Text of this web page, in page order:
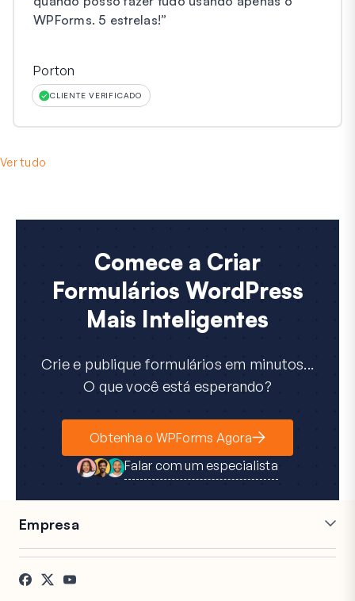
WPForms. 5 estrelas!”
Porton
CLIENTE VERIFICADO
Ver tudo
Comece a Criar
Formulários WordPress
Mais Inteligentes
Crie e publique formulários em minutos...
O que você está esperando?
Obtenha o WPForms Agora
Falar com um especialista
Empresa
Carreiras
Depoimentos
Afiliados